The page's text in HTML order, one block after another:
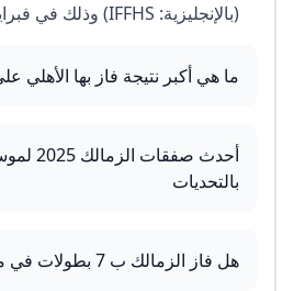
(بالإنجليزية: IFFHS) وذلك في فبراير 2003.
ما هي أكبر نتيجة فاز بها الأهلي
أحدث
بالتحديات
هل فاز الزمالك ب 7 بطولات في موسم واحد؟